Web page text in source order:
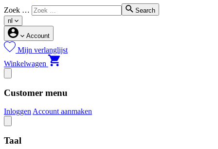
Zoek …
Search
nl
Account
Mijn verlanglijst
Winkelwagen
Customer menu
InloggenAccount aanmaken
Taal